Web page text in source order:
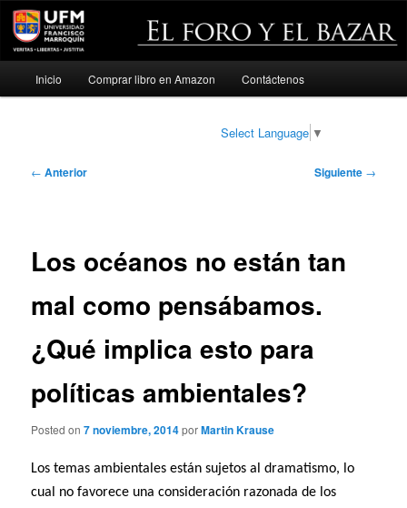
Ir
Inicio Comprar libro en Amazon Contáctenos
Select Language ▼
Navegación
← Anterior Siguiente →
Los océanos no están tan
mal como pensábamos.
¿Qué implica esto para
políticas ambientales?
Posted on7 noviembre, 2014porMartin Krause
Los temas ambientales están sujetos al dramatismo, lo
cual no favorece una consideración razonada de los